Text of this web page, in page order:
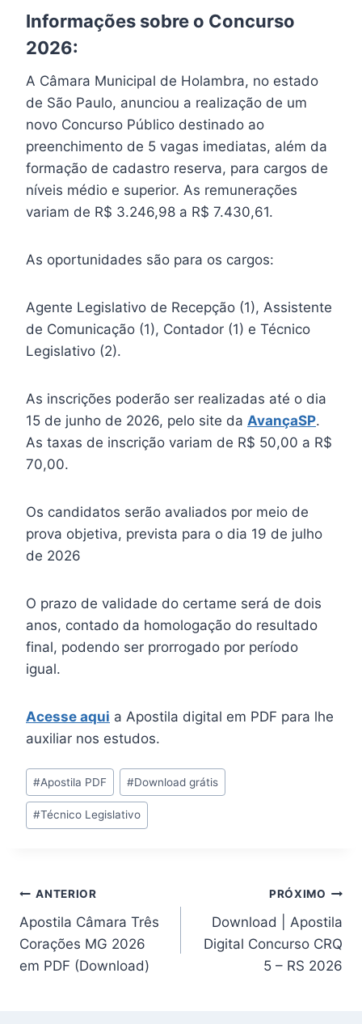
Informações sobre o Concurso
2026:
A Câmara Municipal de Holambra, no estado
de São Paulo, anunciou a realização de um
novo Concurso Público destinado ao
preenchimento de 5 vagas imediatas, além da
formação de cadastro reserva, para cargos de
níveis médio e superior. As remunerações
variam de R$ 3.246,98 a R$ 7.430,61.
As oportunidades são para os cargos:
Agente Legislativo de Recepção (1), Assistente
de Comunicação (1), Contador (1) e Técnico
Legislativo (2).
As inscrições poderão ser realizadas até o dia
15 de junho de 2026, pelo site da AvançaSP.
As taxas de inscrição variam de R$ 50,00 a R$
70,00.
Os candidatos serão avaliados por meio de
prova objetiva, prevista para o dia 19 de julho
de 2026
O prazo de validade do certame será de dois
anos, contado da homologação do resultado
final, podendo ser prorrogado por período
igual.
Acesse aqui a Apostila digital em PDF para lhe
auxiliar nos estudos.
Tags
do
Post:
#Apostila PDF #Download grátis
#Técnico Legislativo
Navegação
de
Post
ANTERIOR
Apostila Câmara Três
Corações MG 2026
em PDF (Download)
PRÓXIMO
Download | Apostila
Digital Concurso CRQ
5 – RS 2026